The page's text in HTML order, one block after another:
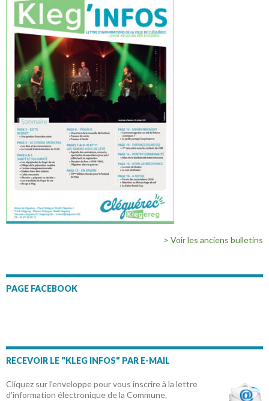
> Voir les anciens bulletins
PAGE FACEBOOK
RECEVOIR LE "KLEG INFOS" PAR E-MAIL
Cliquez sur l’enveloppe pour vous inscrire à la lettre
d’information électronique de la Commune.